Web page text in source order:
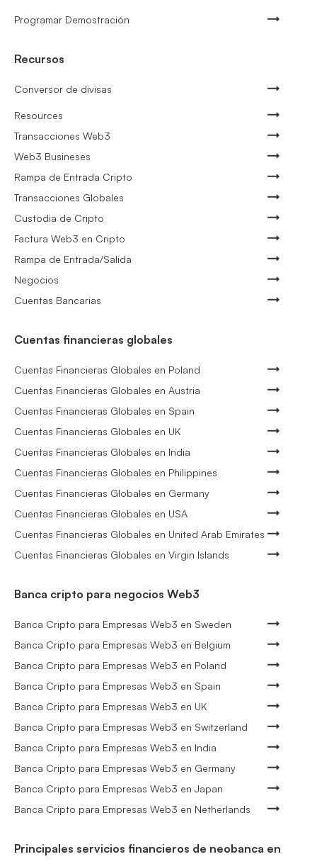
Programar Demostración
Recursos
Conversor de divisas
Resources
Transacciones Web3
Web3 Busineses
Rampa de Entrada Cripto
Transacciones Globales
Custodia de Cripto
Factura Web3 en Cripto
Rampa de Entrada/Salida
Negocios
Cuentas Bancarias
Cuentas financieras globales
Cuentas Financieras Globales en Poland
Cuentas Financieras Globales en Austria
Cuentas Financieras Globales en Spain
Cuentas Financieras Globales en UK
Cuentas Financieras Globales en India
Cuentas Financieras Globales en Philippines
Cuentas Financieras Globales en Germany
Cuentas Financieras Globales en USA
Cuentas Financieras Globales en United Arab Emirates
Cuentas Financieras Globales en Virgin Islands
Banca cripto para negocios Web3
Banca Cripto para Empresas Web3 en Sweden
Banca Cripto para Empresas Web3 en Belgium
Banca Cripto para Empresas Web3 en Poland
Banca Cripto para Empresas Web3 en Spain
Banca Cripto para Empresas Web3 en UK
Banca Cripto para Empresas Web3 en Switzerland
Banca Cripto para Empresas Web3 en India
Banca Cripto para Empresas Web3 en Germany
Banca Cripto para Empresas Web3 en Japan
Banca Cripto para Empresas Web3 en Netherlands
Principales servicios financieros de neobanca en